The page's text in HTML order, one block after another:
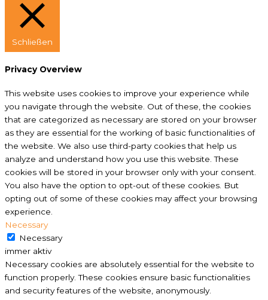
Schließen
Privacy Overview
This website uses cookies to improve your experience while
you navigate through the website. Out of these, the cookies
that are categorized as necessary are stored on your browser
as they are essential for the working of basic functionalities of
the website. We also use third-party cookies that help us
analyze and understand how you use this website. These
cookies will be stored in your browser only with your consent.
You also have the option to opt-out of these cookies. But
opting out of some of these cookies may affect your browsing
experience.
Necessary
Necessary
immer aktiv
Necessary cookies are absolutely essential for the website to
function properly. These cookies ensure basic functionalities
and security features of the website, anonymously.